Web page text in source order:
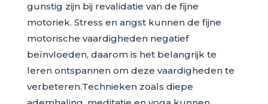
gunstig zijn bij revalidatie van de fijne
motoriek. Stress en angst kunnen de fijne
motorische vaardigheden negatief
beïnvloeden, daarom is het belangrijk te
leren ontspannen om deze vaardigheden te
verbeteren.Technieken zoals diepe